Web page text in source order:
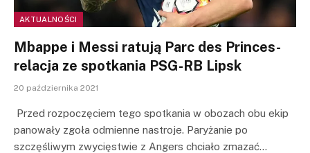
AKTUALNOŚCI
Mbappe i Messi ratują Parc des Princes-
relacja ze spotkania PSG-RB Lipsk
20 października 2021
Przed rozpoczęciem tego spotkania w obozach obu ekip
panowały zgoła odmienne nastroje. Paryżanie po
szczęśliwym zwycięstwie z Angers chciało zmazać…